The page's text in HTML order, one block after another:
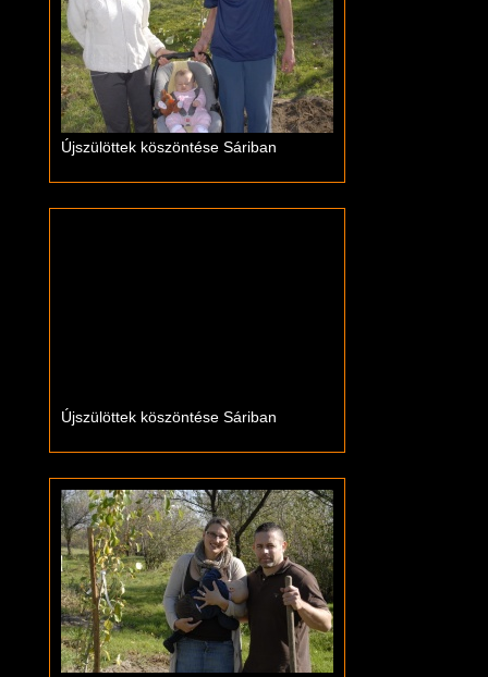
Újszülöttek köszöntése Sáriban
Újszülöttek köszöntése Sáriban